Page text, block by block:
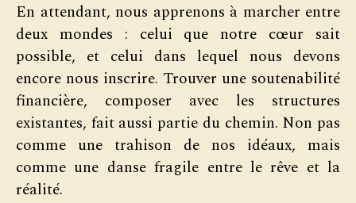
En attendant, nous apprenons à marcher entre
deux mondes : celui que notre cœur sait
possible, et celui dans lequel nous devons
encore nous inscrire. Trouver une soutenabilité
financière, composer avec les structures
existantes, fait aussi partie du chemin. Non pas
comme une trahison de nos idéaux, mais
comme une danse fragile entre le rêve et la
réalité.